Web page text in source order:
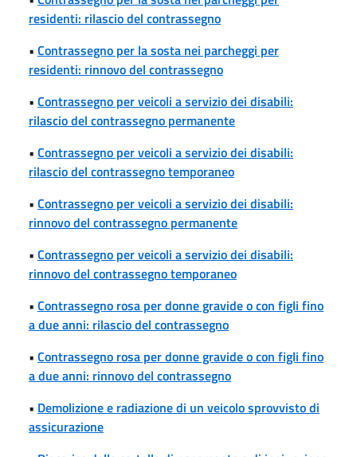
residenti: rilascio del contrassegno
• Contrassegno per la sosta nei parcheggi per
residenti: rinnovo del contrassegno
• Contrassegno per veicoli a servizio dei disabili:
rilascio del contrassegno permanente
• Contrassegno per veicoli a servizio dei disabili:
rilascio del contrassegno temporaneo
• Contrassegno per veicoli a servizio dei disabili:
rinnovo del contrassegno permanente
• Contrassegno per veicoli a servizio dei disabili:
rinnovo del contrassegno temporaneo
• Contrassegno rosa per donne gravide o con figli fino
a due anni: rilascio del contrassegno
• Contrassegno rosa per donne gravide o con figli fino
a due anni: rinnovo del contrassegno
• Demolizione e radiazione di un veicolo sprovvisto di
assicurazione